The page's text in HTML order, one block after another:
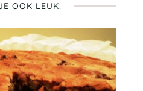
OOK LEUK!